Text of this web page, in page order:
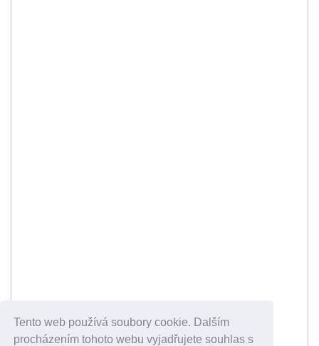
Tento web používá soubory cookie. Dalším
procházením tohoto webu vyjadřujete souhlas s